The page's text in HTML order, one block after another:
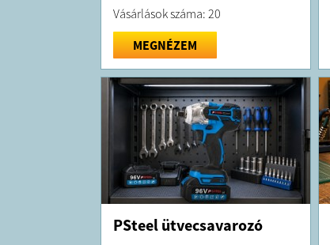
Vásárlások száma: 20
MEGNÉZEM
PSteel ütvecsavarozó